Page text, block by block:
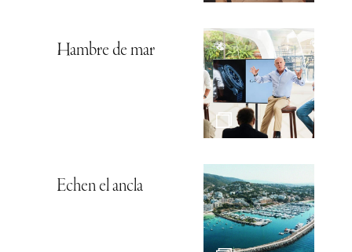
Hambre de mar
Echen el ancla